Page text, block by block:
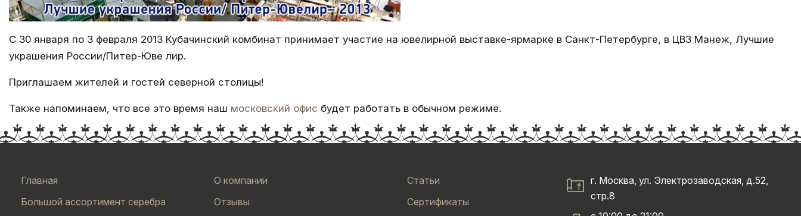
С 30 января по 3 февраля 2013 Кубачинский комбинат принимает участие на ювелирной выставке-ярмарке в Санкт-Петербурге, в ЦВЗ Манеж, Лучшие
украшения России/Питер-Юве лир.
Приглашаем жителей и гостей северной столицы!
Также напоминаем, что все это время наш московский офис будет работать в обычном режиме.
Главная
Большой ассортимент серебра
О компании
Отзывы
Статьи
Сертификаты
г. Москва, ул. Электрозаводская, д.52,
стр.8